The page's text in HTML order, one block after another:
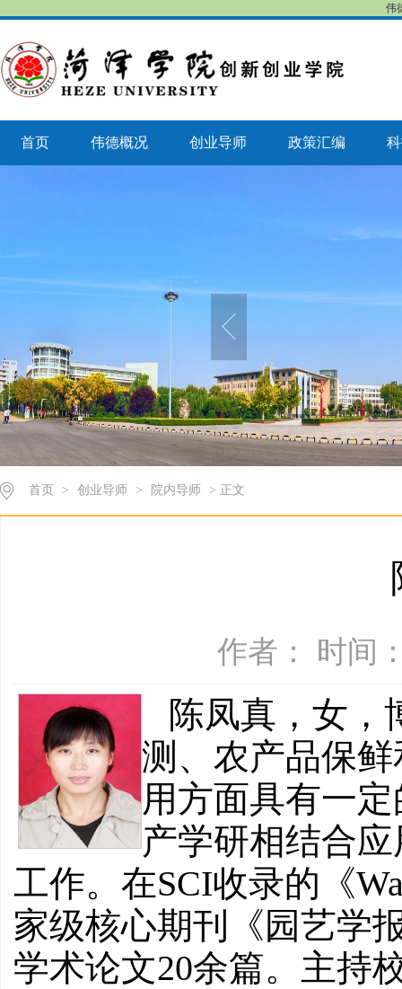
伟
首页 伟德概况 创业导师 政策汇编
首页 > 创业导师 > 院内导师 > 正文
作者： 时间
陈凤真，女，
测、农产品保
用方面具有一
产学研相结合
工作。在SCI收录的《
家级核心期刊《园艺学
学术论文20余篇。主持